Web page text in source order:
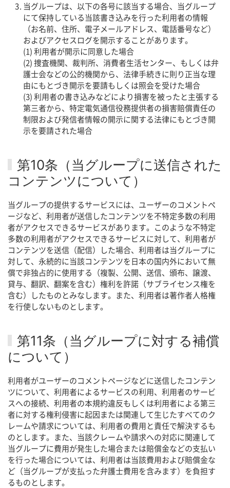
当グループは、以下の各号に該当する場合、当グループ
にて保持している当該書き込みを行った利用者の情報
（お名前、住所、電子メールアドレス、電話番号など）
およびアクセスログを開示することがあります。
(1) 利用者が開示に同意した場合
(2) 捜査機関、裁判所、消費者生活センター、もしくは弁
護士会などの公的機関から、法律手続きに則り正当な理
由にもとづき開示を要請もしくは照会を受けた場合
(3) 利用者の書き込みなどにより損害を被ったと主張する
第三者から、特定電気通信役務提供者の損害賠償責任の
制限および発信者情報の開示に関する法律にもとづき開
示を要請された場合
第10条（当グループに送信された
コンテンツについて）
当グループの提供するサービスには、ユーザーのコメントペ
ージなど、利用者が送信したコンテンツを不特定多数の利用
者がアクセスできるサービスがあります。このような不特定
多数の利用者がアクセスできるサービスに対して、利用者が
コンテンツを送信（配信）した場合、利用者は当グループに
対して、永続的に当該コンテンツを日本の国内外において無
償で非独占的に使用する（複製、公開、送信、頒布、譲渡、
貸与、翻訳、翻案を含む）権利を許諾（サブライセンス権を
含む）したものとみなします。また、利用者は著作者人格権
を行使しないものとします。
第11条（当グループに対する補償
について）
利用者がユーザーのコメントページなどに送信したコンテン
ツについて、利用者によるサービスの利用、利用者のサービ
スへの接続、利用者の本規約違反もしくは利用者による第三
者に対する権利侵害に起因または関連して生じたすべてのク
レームや請求については、利用者の費用と責任で解決するも
のとします。また、当該クレームや請求への対応に関連して
当グループに費用が発生した場合または賠償金などの支払い
を行った場合については、利用者は当該費用および賠償金な
ど（当グループが支払った弁護士費用を含みます）を負担す
るものとします。